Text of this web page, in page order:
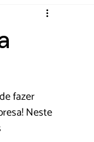
fazer
Neste